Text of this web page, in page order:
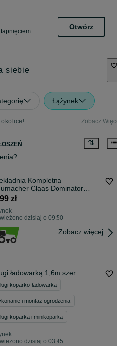
Otwórz
siebie
Łążynek
okolice! Zobacz
Kompletna
Claas Dominator
Lexion Tucano
zł
dzisiaj o 09:50
Zobacz więcej
ładowarką 1,6m szer.
koparko-ładowarką
i montaż ogrodzenia
koparką i minikoparką
dzisiaj o 03:45